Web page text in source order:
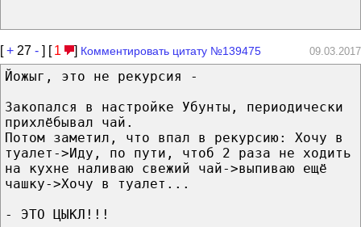
[+ 27 - ] [ 1 ] Комментировать цитату №139475 09.03.2017
Йожыг, это не рекурсия -
Закопался в настройке Убунты, периодически
прихлёбывал чай.
Потом заметил, что впал в рекурсию: Хочу в
туалет->Иду, по пути, чтоб 2 раза не ходить
на кухне наливаю свежий чай->выпиваю ещё
чашку->Хочу в туалет...
- ЭТО ЦЫКЛ!!!